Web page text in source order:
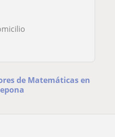
de Matemáticas en